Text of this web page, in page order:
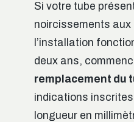
Si votre tube
noircissements aux
l’installation
deux ans,
remplacement du
indications
longueur en